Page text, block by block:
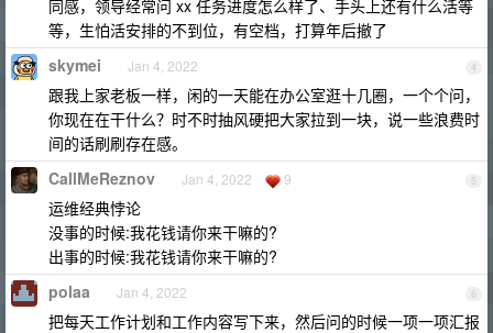
同感，领导经常问 xx 任务进度怎么样了、手头上还有什么活等
等，生怕活安排的不到位，有空档，打算年后撤了
4
skymei Jan 4, 2022
跟我上家老板一样，闲的一天能在办公室逛十几圈，一个个问，
你现在在干什么？时不时抽风硬把大家拉到一块，说一些浪费时
间的话刷刷存在感。
5
CallMeReznov Jan 4, 2022 9
运维经典悖论
没事的时候:我花钱请你来干嘛的?
出事的时候:我花钱请你来干嘛的?
6
polaa Jan 4, 2022
把每天工作计划和工作内容写下来，然后问的时候一项一项汇报